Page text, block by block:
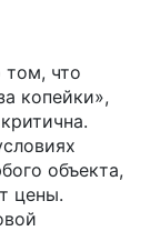
что
копейки»,
объекта,
цены.